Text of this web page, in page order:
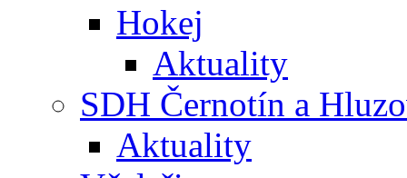
Hokej
Aktuality
SDH Černotín a
Aktuality